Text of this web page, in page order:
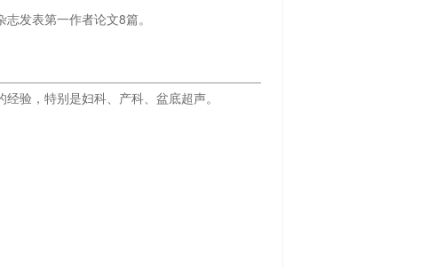
发表第一作者论文8篇。
验，特别是妇科、产科、盆底超声。